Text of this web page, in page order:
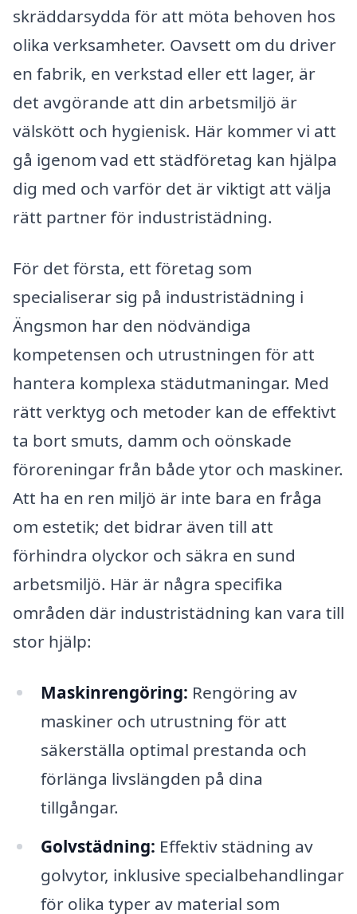
skräddarsydda för att möta behoven hos
olika verksamheter. Oavsett om du driver
en fabrik, en verkstad eller ett lager, är
det avgörande att din arbetsmiljö är
välskött och hygienisk. Här kommer vi att
gå igenom vad ett städföretag kan hjälpa
dig med och varför det är viktigt att välja
rätt partner för industristädning.
För det första, ett företag som
specialiserar sig på industristädning i
Ängsmon har den nödvändiga
kompetensen och utrustningen för att
hantera komplexa städutmaningar. Med
rätt verktyg och metoder kan de effektivt
ta bort smuts, damm och oönskade
föroreningar från både ytor och maskiner.
Att ha en ren miljö är inte bara en fråga
om estetik; det bidrar även till att
förhindra olyckor och säkra en sund
arbetsmiljö. Här är några specifika
områden där industristädning kan vara till
stor hjälp:
Maskinrengöring: Rengöring av
maskiner och utrustning för att
säkerställa optimal prestanda och
förlänga livslängden på dina
tillgångar.
Golvstädning: Effektiv städning av
golvytor, inklusive specialbehandlingar
för olika typer av material som